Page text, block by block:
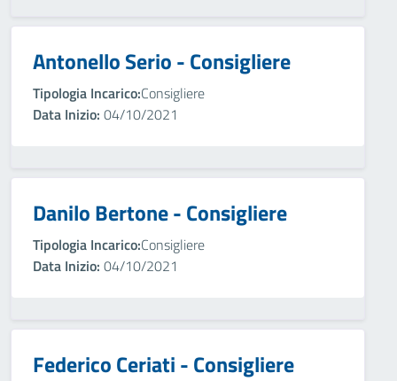
Antonello Serio - Consigliere
Tipologia Incarico:Consigliere
Data Inizio: 04/10/2021
Danilo Bertone - Consigliere
Tipologia Incarico:Consigliere
Data Inizio: 04/10/2021
Federico Ceriati - Consigliere